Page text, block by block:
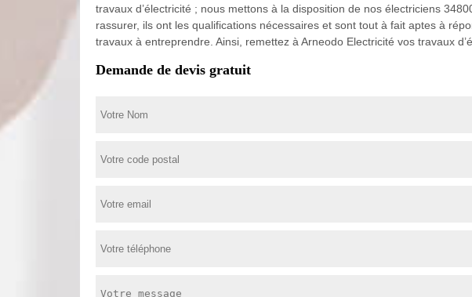
travaux d’électricité ; nous mettons à la disposition de nos électriciens
rassurer, ils ont les qualifications nécessaires et sont tout à fait aptes à
travaux à entreprendre. Ainsi, remettez à Arneodo Electricité vos travaux
Demande de devis gratuit